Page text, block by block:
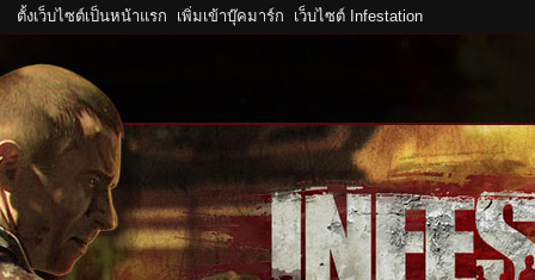
ตั้งเว็บไซต์เป็นหน้าแรก เพิ่มเข้าบุ๊คมาร์ก เว็บไซต์ Infestation